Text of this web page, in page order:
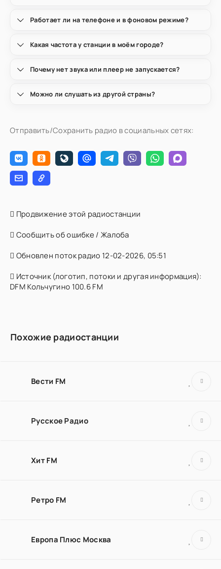
Работает ли на телефоне и в фоновом режиме?
Какая частота у станции в моём городе?
Почему нет звука или плеер не запускается?
Можно ли слушать из другой страны?
Отправить/Сохранить радио в социальных сетях:
Продвижение этой радиостанции
Сообщить об ошибке / Жалоба
Обновлен поток радио 12-02-2026, 05:51
Источник (логотип, потоки и другая информация):
DFM Кольчугино 100.6 FM
Похожие радиостанции
Вести FM
Русское Радио
Хит FM
Ретро FM
Европа Плюс Москва